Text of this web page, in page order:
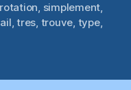
rotation, simplement,
,tres, trouve, type,